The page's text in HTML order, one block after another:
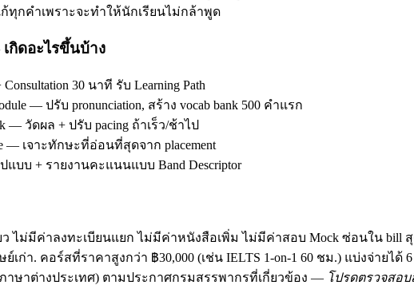
ทุกคำเพราะจะทำให้นักเรียนไม่กล้าพูด
กิดอะไรขึ้นบ้าง
Consultation 30 นาที รับ Learning Path
— ปรับ pronunciation, สร้าง vocab bank 500 คำแรก
— วัดผล + ปรับ pacing ถ้าเร็ว/ช้าไป
— เจาะทักษะที่อ่อนที่สุดจาก placement
ปแบบ + รายงานคะแนนแบบ Band Descriptor
ไม่มีค่าลงทะเบียนแยก ไม่มีค่าหนังสือเพิ่ม ไม่มีค่าสอบ Mock ซ่อนใน bill
เก่า. คอร์สที่ราคาสูงกว่า ฿30,000 (เช่น IELTS 1-on-1 60 ชม.) แบ่งจ่าย
ษาต่างประเทศ) ตามประกาศกรมสรรพากรที่เกี่ยวข้อง — โปรดตรวจสอ